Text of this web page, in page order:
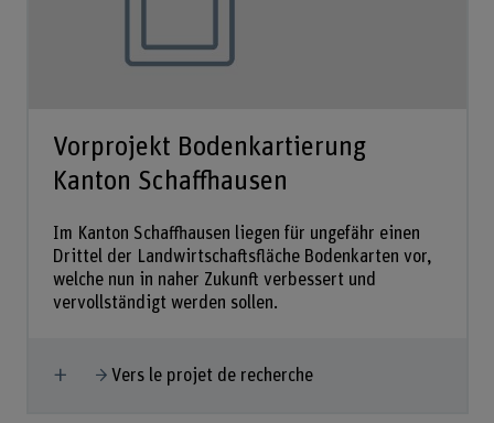
Vorprojekt Bodenkartierung
Kanton Schaffhausen
Im Kanton Schaffhausen liegen für ungefähr einen
Drittel der Landwirtschaftsfläche Bodenkarten vor,
welche nun in naher Zukunft verbessert und
vervollständigt werden sollen.
Afficher plus
Vers le projet de recherche